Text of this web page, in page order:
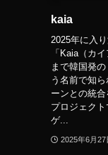
kaia
2025年に入
「Kaia（カ
まで韓国発
う名前で知
ーンとの統
プロジェク
ゲ...
2025年6月27